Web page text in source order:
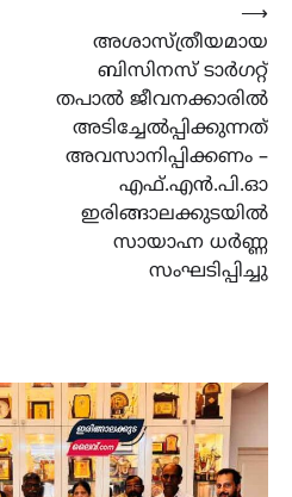
അശാസ്ത്രീയമായ
ബിസിനസ് ടാർഗറ്റ്
തപാൽ ജീവനക്കാരിൽ
അടിച്ചേൽപ്പിക്കുന്നത്
അവസാനിപ്പിക്കണം –
എഫ്.എൻ.പി.ഓ
ഇരിങ്ങാലക്കുടയിൽ
സായാഹ്ന ധർണ്ണ
സംഘടിപ്പിച്ചു
⟶